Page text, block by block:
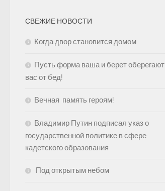
СВЕЖИЕ НОВОСТИ
Когда двор становится домом
Пусть форма ваша и берет оберегают
вас от бед!
Вечная память героям!
Владимир Путин подписал указ о
государственной политике в сфере
кадетского образования
Под открытым небом